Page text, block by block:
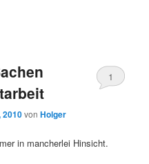
2010vonHolger
1
in mancherlei Hinsicht.